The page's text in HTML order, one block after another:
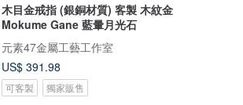
木目金戒指 (銀銅材質) 客製 木紋金
Mokume Gane 藍暈月光石
元素47金屬工藝工作室
US$ 391.98
可客製 獨家販售